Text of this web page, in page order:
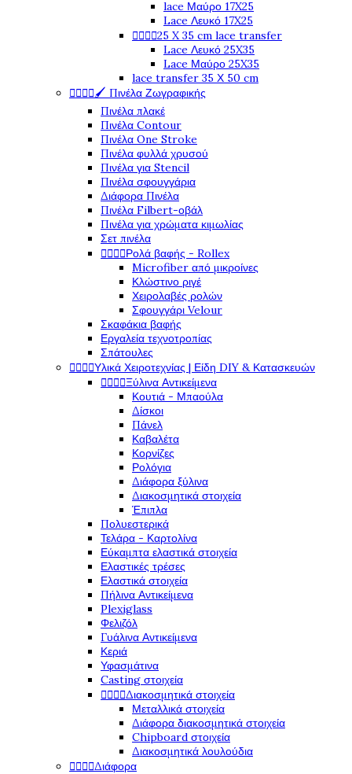
lace Μαύρο 17X25
Lace Λευκό 17X25
25 X 35 cm lace transfer
Lace Λευκό 25X35
Lace Μαύρο 25X35
lace transfer 35 Χ 50 cm
🖌️ Πινέλα Ζωγραφικής
Πινέλα πλακέ
Πινέλα Contour
Πινέλα One Stroke
Πινέλα φυλλά χρυσού
Πινέλα για Stencil
Πινέλα σφουγγάρια
Διάφορα Πινέλα
Πινέλα Filbert-οβάλ
Πινέλα για χρώματα κιμωλίας
Σετ πινέλα
Ρολά βαφής - Rollex
Microfiber από μικροίνες
Κλώστινο ριγέ
Χειρολαβές ρολών
Σφουγγάρι Velour
Σκαφάκια βαφής
Εργαλεία τεχνοτροπίας
Σπάτουλες
Υλικά Χειροτεχνίας | Είδη DIY & Κατασκευών
Ξύλινα Αντικείμενα
Κουτιά - Μπαούλα
Δίσκοι
Πάνελ
Καβαλέτα
Κορνίζες
Ρολόγια
Διάφορα ξύλινα
Διακοσμητικά στοιχεία
Έπιπλα
Πολυεστερικά
Τελάρα - Καρτολίνα
Εύκαμπτα ελαστικά στοιχεία
Ελαστικές τρέσες
Ελαστικά στοιχεία
Πήλινα Αντικείμενα
Plexiglass
Φελιζόλ
Γυάλινα Αντικείμενα
Κεριά
Υφασμάτινα
Casting στοιχεία
Διακοσμητικά στοιχεία
Μεταλλικά στοιχεία
Διάφορα διακοσμητικά στοιχεία
Chipboard στοιχεία
Διακοσμητικά λουλούδια
Διάφορα